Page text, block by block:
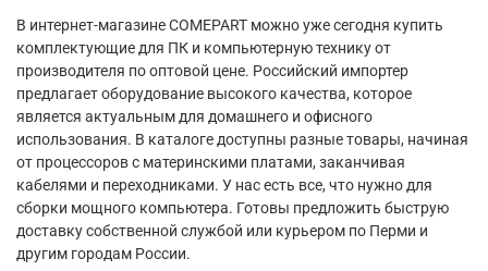
В интернет-магазине COMEPART можно уже сегодня купить
комплектующие для ПК и компьютерную технику от
производителя по оптовой цене. Российский импортер
предлагает оборудование высокого качества, которое
является актуальным для домашнего и офисного
использования. В каталоге доступны разные товары, начиная
от процессоров с материнскими платами, заканчивая
кабелями и переходниками. У нас есть все, что нужно для
сборки мощного компьютера. Готовы предложить быструю
доставку собственной службой или курьером по Перми и
другим городам России.